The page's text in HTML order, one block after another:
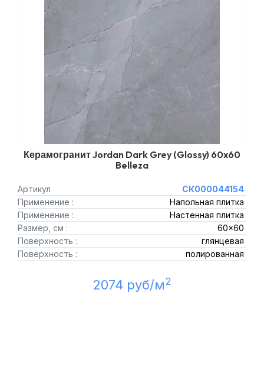
Керамогранит Jordan Dark Grey (Glossy) 60x60
Belleza
Артикул
СК000044154
Применение :
Напольная плитка
Применение :
Настенная плитка
Размер, см :
60x60
Поверхность :
глянцевая
Поверхность :
полированная
2074 руб/м2